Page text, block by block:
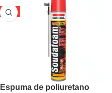
-5%
Espuma de poliuretano